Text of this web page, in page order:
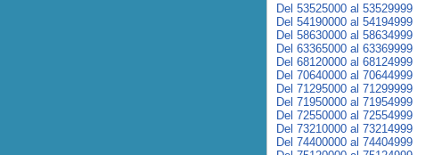
Del 53525000 al 53529999
Del 54190000 al 54194999
Del 58630000 al 58634999
Del 63365000 al 63369999
Del 68120000 al 68124999
Del 70640000 al 70644999
Del 71295000 al 71299999
Del 71950000 al 71954999
Del 72550000 al 72554999
Del 73210000 al 73214999
Del 74400000 al 74404999